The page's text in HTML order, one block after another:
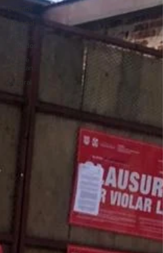
Principal
Lo que
cuentan...
Cultural